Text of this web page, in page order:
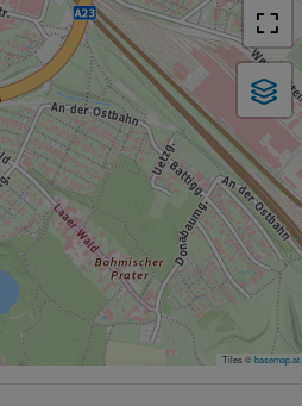
Tiles ©basemap.at